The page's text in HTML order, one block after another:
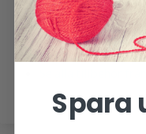
Se alla
Se alla pärlor här
Se alla pärlplattor
Spara